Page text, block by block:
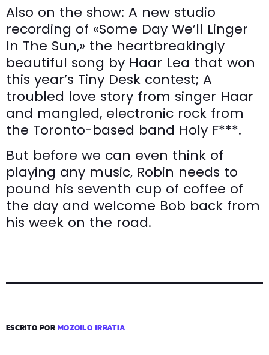
Also on the show: A new studio
recording of «Some Day We’ll Linger
In The Sun,» the heartbreakingly
beautiful song by Haar Lea that won
this year’s Tiny Desk contest; A
troubled love story from singer Haar
and mangled, electronic rock from
the Toronto-based band Holy F***.
But before we can even think of
playing any music, Robin needs to
pound his seventh cup of coffee of
the day and welcome Bob back from
his week on the road.
ESCRITO PORMOZOILO IRRATIA